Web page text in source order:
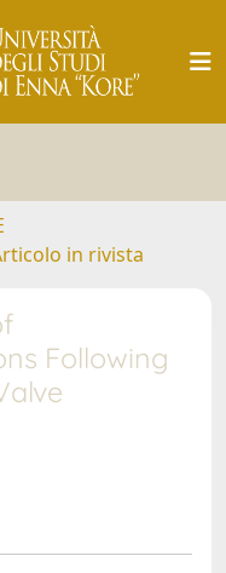
in rivista
Following